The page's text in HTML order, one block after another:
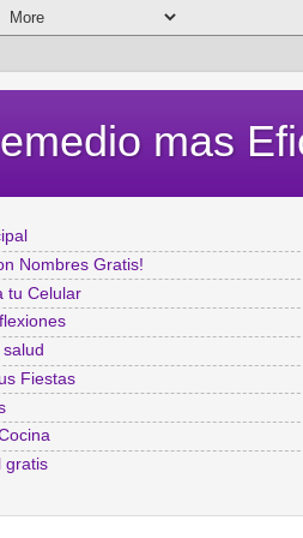
mas
Nombres Gratis!
tu Celular
Fiestas
gratis